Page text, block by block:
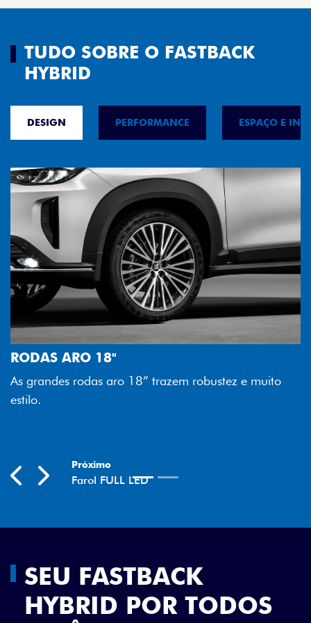
TUDO SOBRE O FASTBACK
HYBRID
DESIGN PERFORMANCE ESPAÇO E
robustez e muito
FAROL FULL LED
Tecnologia dos faróis totalmente
economia para você.
SEU FASTBACK
HYBRID POR TODOS